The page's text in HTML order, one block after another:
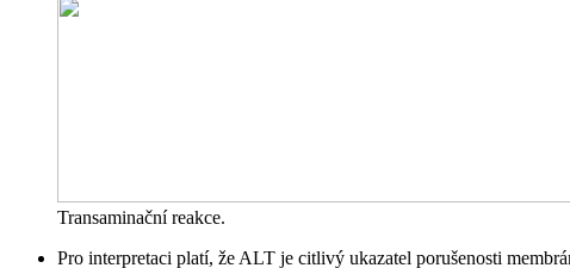
Transaminační reakce.
Pro interpretaci platí, že ALT je citlivý ukazatel porušenosti